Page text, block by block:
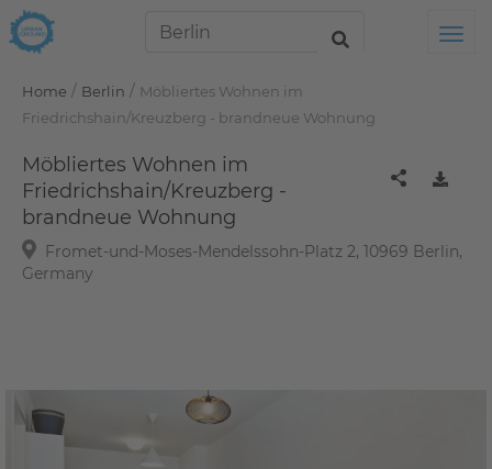
Home / Berlin / Möbliertes Wohnen im
Friedrichshain/Kreuzberg - brandneue Wohnung
Möbliertes Wohnen im
Friedrichshain/Kreuzberg -
brandneue Wohnung
Fromet-und-Moses-Mendelssohn-Platz 2, 10969 Berlin,
Germany